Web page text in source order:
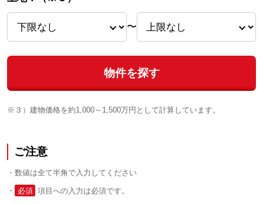
〜
物件を探す
※３）建物価格を約1,000～1,500万円として計算しています。
ご注意
数値は全て半角で入力してください
必須 項目への入力は必須です。